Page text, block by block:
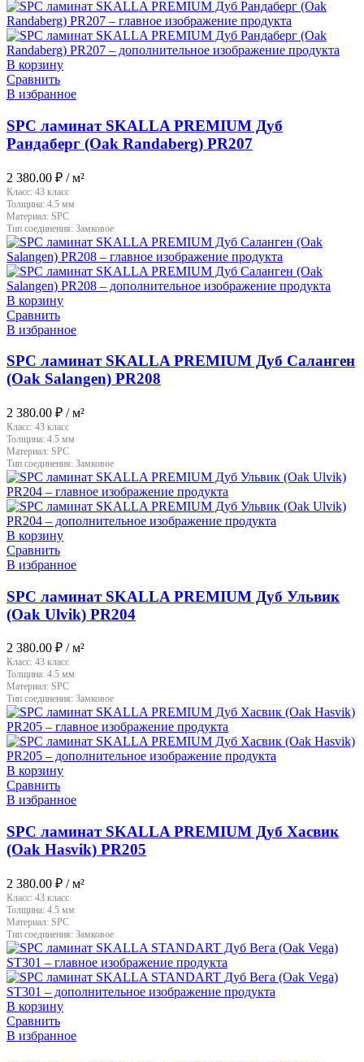
В корзину
Сравнить
В избранное
SPC ламинат SKALLA PREMIUM Дуб
Рандаберг (Oak Randaberg) PR207
2 380.00 ₽ / м²
Класс: 43 класс
Толщина: 4.5 мм
Материал: SPC
Тип соединения: Замковое
В корзину
Сравнить
В избранное
SPC ламинат SKALLA PREMIUM Дуб Саланген
(Oak Salangen) PR208
2 380.00 ₽ / м²
Класс: 43 класс
Толщина: 4.5 мм
Материал: SPC
Тип соединения: Замковое
В корзину
Сравнить
В избранное
SPC ламинат SKALLA PREMIUM Дуб Ульвик
(Oak Ulvik) PR204
2 380.00 ₽ / м²
Класс: 43 класс
Толщина: 4.5 мм
Материал: SPC
Тип соединения: Замковое
В корзину
Сравнить
В избранное
SPC ламинат SKALLA PREMIUM Дуб Хасвик
(Oak Hasvik) PR205
2 380.00 ₽ / м²
Класс: 43 класс
Толщина: 4.5 мм
Материал: SPC
Тип соединения: Замковое
В корзину
Сравнить
В избранное